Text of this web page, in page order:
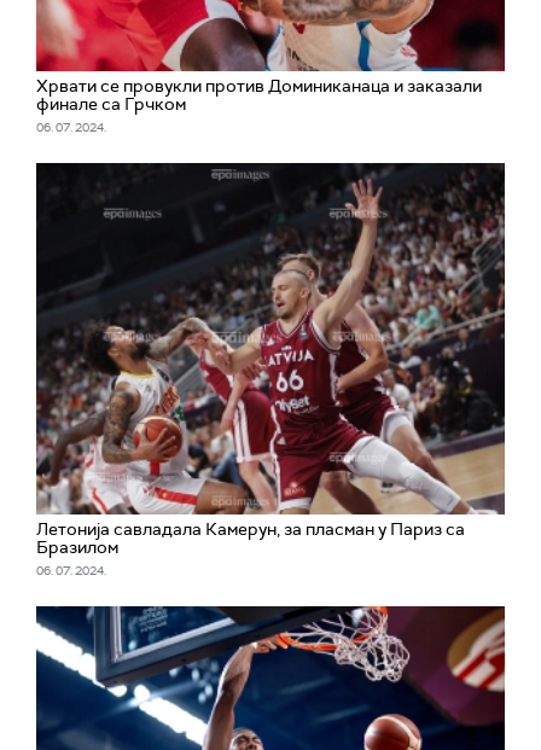
Хрвати се провукли против Доминиканаца и заказали
финале са Грчком
06. 07. 2024.
Летонија савладала Камерун, за пласман у Париз са
Бразилом
06. 07. 2024.